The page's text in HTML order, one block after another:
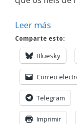
Leer más
Comparte esto:
Bluesky
Correo
Telegram
Imprimir